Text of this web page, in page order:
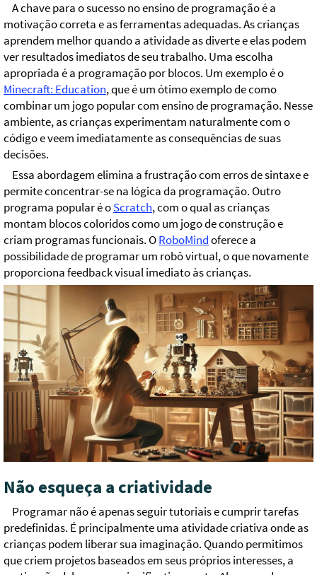
A chave para o sucesso no ensino de programação é a
motivação correta e as ferramentas adequadas. As crianças
aprendem melhor quando a atividade as diverte e elas podem
ver resultados imediatos de seu trabalho. Uma escolha
apropriada é a programação por blocos. Um exemplo é o
Minecraft: Education, que é um ótimo exemplo de como
combinar um jogo popular com ensino de programação. Nesse
ambiente, as crianças experimentam naturalmente com o
código e veem imediatamente as consequências de suas
decisões.
Essa abordagem elimina a frustração com erros de sintaxe e
permite concentrar-se na lógica da programação. Outro
programa popular é oScratch, com o qual as crianças
montam blocos coloridos como um jogo de construção e
criam programas funcionais. ORoboMindoferece a
possibilidade de programar um robô virtual, o que novamente
proporciona feedback visual imediato às crianças.
Não esqueça a criatividade
Programar não é apenas seguir tutoriais e cumprir tarefas
predefinidas. É principalmente uma atividade criativa onde as
crianças podem liberar sua imaginação. Quando permitimos
que criem projetos baseados em seus próprios interesses, a